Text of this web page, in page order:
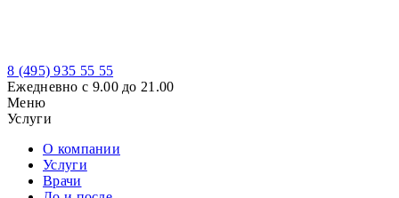
8 (495) 935 55 55
Ежедневно с 9.00 до 21.00
Меню
Услуги
О компании
Услуги
Врачи